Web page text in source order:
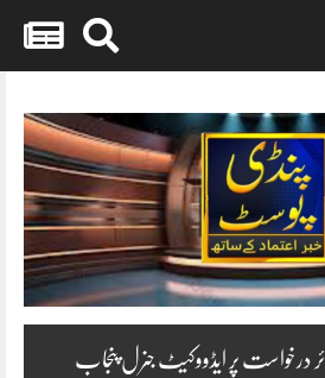
درخواست پر ایڈووکیٹ جنرل پنجاب